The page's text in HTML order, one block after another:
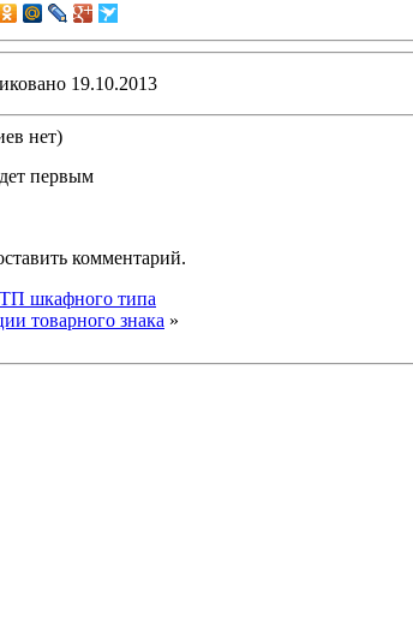
19.10.2013
нет)
первым
комментарий.
шкафного типа
товарного знака »